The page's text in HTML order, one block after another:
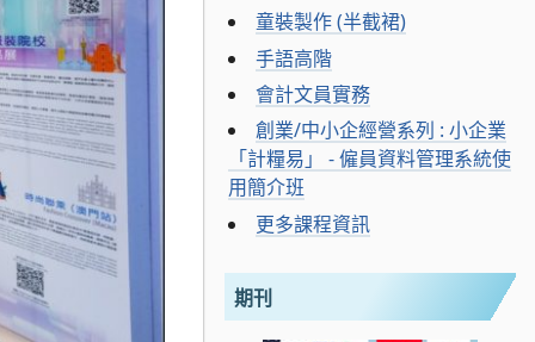
童裝製作 (半截裙)
手語高階
會計文員實務
創業/中小企經營系列 : 小企業
「計糧易」 - 僱員資料管理系統使
用簡介班
更多課程資訊
期刊